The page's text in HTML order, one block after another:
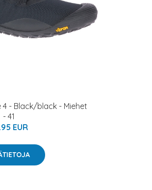
4 - Black/black - Miehet
- 41
EUR